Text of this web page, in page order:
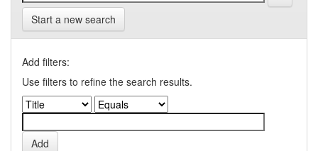
Start a new search
Add filters:
Use filters to refine the search results.